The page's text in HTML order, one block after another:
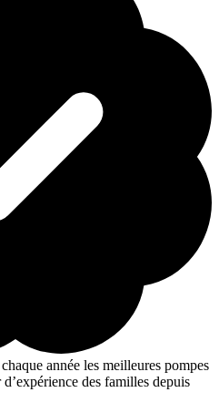
année les meilleures pompes
des familles depuis